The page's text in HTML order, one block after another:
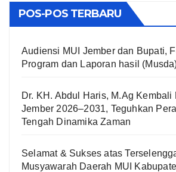
POS-POS TERBARU
Audiensi MUI Jember dan Bupati,
Program dan Laporan hasil
Dr. KH. Abdul Haris, M.Ag Kembali
Jember 2026–2031, Teguhkan
Tengah Dinamika Zaman
Selamat & Sukses atas
Musyawarah Daerah MUI